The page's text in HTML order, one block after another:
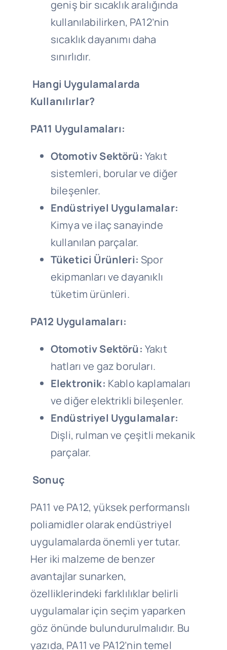
geniş bir sıcaklık aralığında
kullanılabilirken, PA12’nin
sıcaklık dayanımı daha
sınırlıdır.
Hangi Uygulamalarda
Kullanılırlar?
PA11 Uygulamaları:
Otomotiv Sektörü: Yakıt
sistemleri, borular ve diğer
bileşenler.
Endüstriyel Uygulamalar:
Kimya ve ilaç sanayinde
kullanılan parçalar.
Tüketici Ürünleri: Spor
ekipmanları ve dayanıklı
tüketim ürünleri.
PA12 Uygulamaları:
Otomotiv Sektörü: Yakıt
hatları ve gaz boruları.
Elektronik: Kablo kaplamaları
ve diğer elektrikli bileşenler.
Endüstriyel Uygulamalar:
Dişli, rulman ve çeşitli mekanik
parçalar.
Sonuç
PA11 ve PA12, yüksek performanslı
poliamidler olarak endüstriyel
uygulamalarda önemli yer tutar.
Her iki malzeme de benzer
avantajlar sunarken,
özelliklerindeki farklılıklar belirli
uygulamalar için seçim yaparken
göz önünde bulundurulmalıdır. Bu
yazıda, PA11 ve PA12’nin temel